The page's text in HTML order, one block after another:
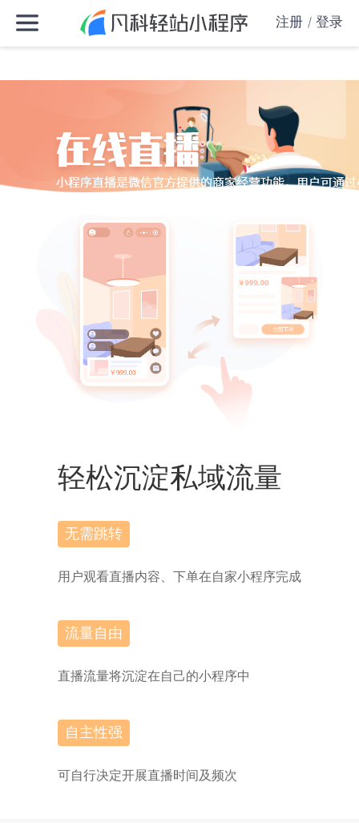
注册 登录
轻松沉淀私域流量
无需跳转
用户观看直播内容、下单在自家小程序完成
流量自由
直播流量将沉淀在自己的小程序中
自主性强
可自行决定开展直播时间及频次